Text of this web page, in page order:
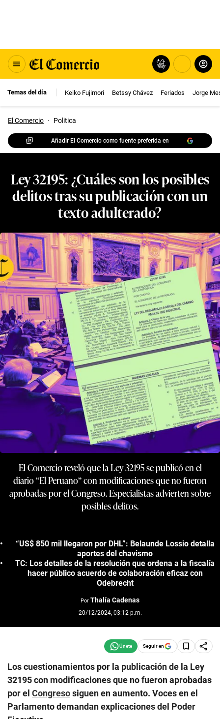
Temas del día Keiko Fujimori Betssy Chávez Feriados Jorge
El Comercio · Politica
Añadir El Comercio como fuente preferida en
Ley 32195: ¿Cuáles son los posibles
delitos tras su publicación con un
texto adulterado?
El Comercio reveló que la Ley 32195 se publicó en el
diario “El Peruano” con modificaciones que no fueron
aprobadas por el Congreso. Especialistas advierten sobre
posibles delitos.
“US$ 850 mil llegaron por DHL”: Belaunde Lossio detalla
aportes del chavismo
TC: Los detalles de la resolución que ordena a la fiscalía
hacer público acuerdo de colaboración eficaz con
Odebrecht
Por Thalía Cadenas
20/12/2024, 03:12 p.m.
Seguir en
Los cuestionamientos por la publicación de la Ley
32195 con modificaciones que no fueron aprobadas
por el Congresosiguen en aumento. Voces en el
Parlamento demandan explicaciones del Poder